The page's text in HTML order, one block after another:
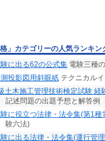
格」カテゴリーの人気ランキン
に出る62の公式集 電験三種
投影図用斜眼紙 テクニカル
土木施工管理技術検定試験 経
記述問題の出題予想と解答例
に役立つ法律・法令集(第1種
験六法)
に出る法律・法令集(運行管